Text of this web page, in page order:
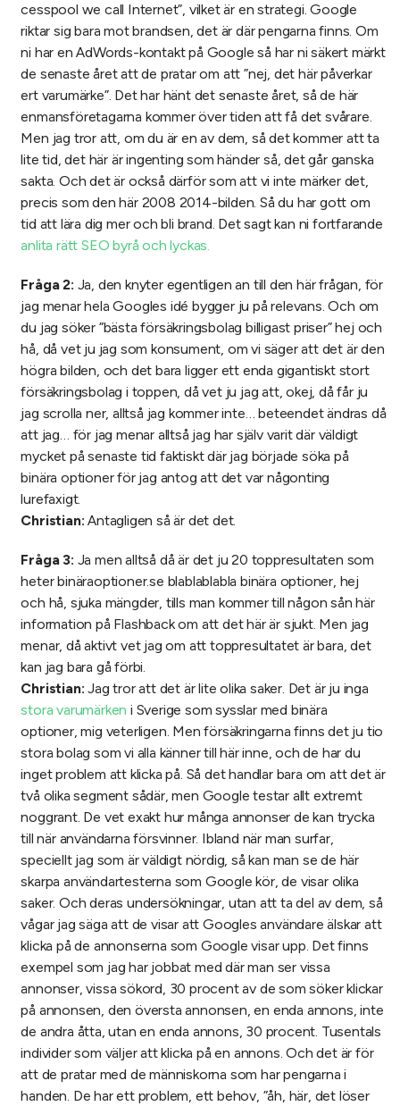
cesspool we call Internet”, vilket är en strategi. Google
riktar sig bara mot brandsen, det är där pengarna finns. Om
ni har en AdWords-kontakt på Google så har ni säkert märkt
de senaste året att de pratar om att ”nej, det här påverkar
ert varumärke”. Det har hänt det senaste året, så de här
enmansföretagarna kommer över tiden att få det svårare.
Men jag tror att, om du är en av dem, så det kommer att ta
lite tid, det här är ingenting som händer så, det går ganska
sakta. Och det är också därför som att vi inte märker det,
precis som den här 2008 2014-bilden. Så du har gott om
tid att lära dig mer och bli brand. Det sagt kan ni fortfarande
anlita rätt SEO byrå och lyckas.
Fråga 2: Ja, den knyter egentligen an till den här frågan, för
jag menar hela Googles idé bygger ju på relevans. Och om
du jag söker ”bästa försäkringsbolag billigast priser” hej och
hå, då vet ju jag som konsument, om vi säger att det är den
högra bilden, och det bara ligger ett enda gigantiskt stort
försäkringsbolag i toppen, då vet ju jag att, okej, då får ju
jag scrolla ner, alltså jag kommer inte… beteendet ändras då
att jag… för jag menar alltså jag har själv varit där väldigt
mycket på senaste tid faktiskt där jag började söka på
binära optioner för jag antog att det var någonting
lurefaxigt.
Christian:Antagligen så är det det.
Fråga 3: Ja men alltså då är det ju 20 toppresultaten som
heter binäraoptioner.se blablablabla binära optioner, hej
och hå, sjuka mängder, tills man kommer till någon sån här
information på Flashback om att det här är sjukt. Men jag
menar, då aktivt vet jag om att toppresultatet är bara, det
kan jag bara gå förbi.
Christian:Jag tror att det är lite olika saker. Det är ju inga
stora varumärken i Sverige som sysslar med binära
optioner, mig veterligen. Men försäkringarna finns det ju tio
stora bolag som vi alla känner till här inne, och de har du
inget problem att klicka på. Så det handlar bara om att det är
två olika segment sådär, men Google testar allt extremt
noggrant. De vet exakt hur många annonser de kan trycka
till när användarna försvinner. Ibland när man surfar,
speciellt jag som är väldigt nördig, så kan man se de här
skarpa användartesterna som Google kör, de visar olika
saker. Och deras undersökningar, utan att ta del av dem, så
vågar jag säga att de visar att Googles användare älskar att
klicka på de annonserna som Google visar upp. Det finns
exempel som jag har jobbat med där man ser vissa
annonser, vissa sökord, 30 procent av de som söker klickar
på annonsen, den översta annonsen, en enda annons, inte
de andra åtta, utan en enda annons, 30 procent. Tusentals
individer som väljer att klicka på en annons. Och det är för
att de pratar med de människorna som har pengarna i
handen. De har ett problem, ett behov, ”åh, här, det löser